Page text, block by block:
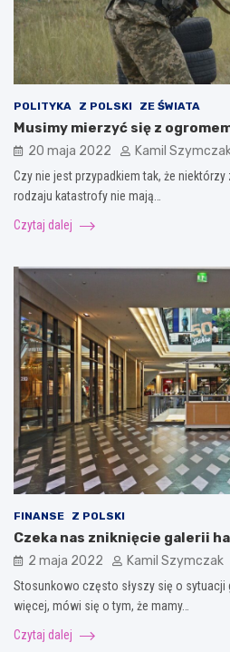
POLITYKA Z POLSKI ZE ŚWIATA
Musimy mierzyć się z
20 maja 2022 Kamil
Czy nie jest przypadkiem tak, że
rodzaju katastrofy nie mają…
Czytaj dalej
FINANSE Z POLSKI
Czeka nas zniknięcie galerii
2 maja 2022 Kamil Szymczak
Stosunkowo często słyszy się o sytuacji
więcej, mówi się o tym, że mamy…
Czytaj dalej